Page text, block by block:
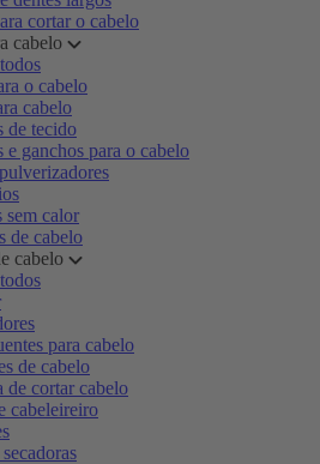
cortar o cabelo
cabelo
o cabelo
cabelo
de tecido
e ganchos para o cabelo
sem calor
de cabelo
cabelo
para cabelo
de cabelo
de cortar cabelo
cabeleireiro